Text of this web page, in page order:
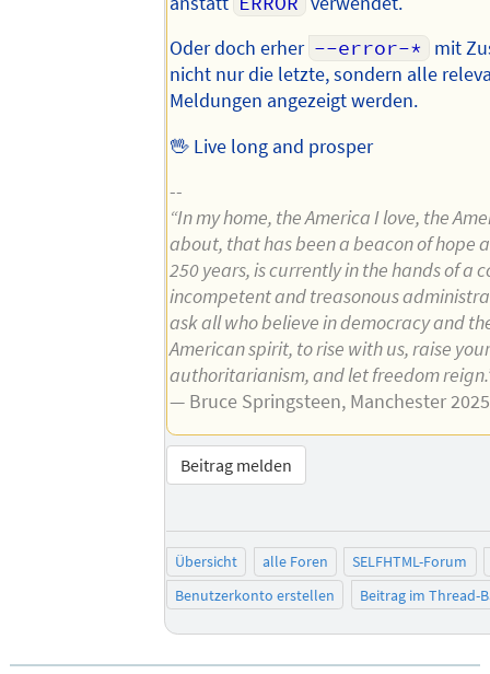
Oder doch erher --error-*
mit
nicht nur die letzte, sondern alle
Meldungen angezeigt werden.
🖖 Live long and prosper
--
“In my home, the America I love, the
about, that has been a beacon of hope
250 years, is currently in the hands of a
incompetent and treasonous
ask all who believe in democracy and
American spirit, to rise with us, raise
authoritarianism, and let freedom
— Bruce Springsteen, Manchester
Beitrag melden
Übersicht alle Foren
SELFHTML-Forum
Benutzerkonto erstellen
Beitrag im Thread-